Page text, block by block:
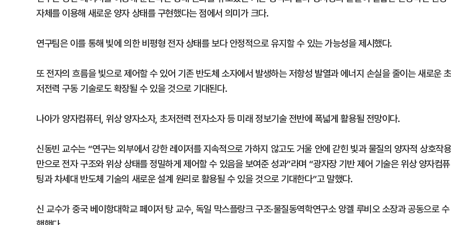
자체를 이용해 새로운 양자 상태를 구현했다는 점에서 의미가 크다.
연구팀은 이를 통해 빛에 의한 비평형 전자 상태를 보다 안정적으로 유지할 수 있는 가능성을 제시했다.
또 전자의 흐름을 빛으로 제어할 수 있어 기존 반도체 소자에서 발생하는 저항성 발열과 에너지 손실을 줄이는 새로운
저전력 구동 기술로도 확장될 수 있을 것으로 기대된다.
나아가 양자컴퓨터, 위상 양자소자, 초저전력 전자소자 등 미래 정보기술 전반에 폭넓게 활용될 전망이다.
신동빈 교수는 “연구는 외부에서 강한 레이저를 지속적으로 가하지 않고도 거울 안에 갇힌 빛과 물질의 양자적 상호작용
만으로 전자 구조와 위상 상태를 정밀하게 제어할 수 있음을 보여준 성과”라며 “광자장 기반 제어 기술은 위상 양자컴퓨
팅과 차세대 반도체 기술의 새로운 설계 원리로 활용될 수 있을 것으로 기대한다”고 말했다.
신 교수가 중국 베이항대학교 페이저 탕 교수, 독일 막스플랑크 구조·물질동역학연구소 앙겔 루비오 소장과 공동으로 수